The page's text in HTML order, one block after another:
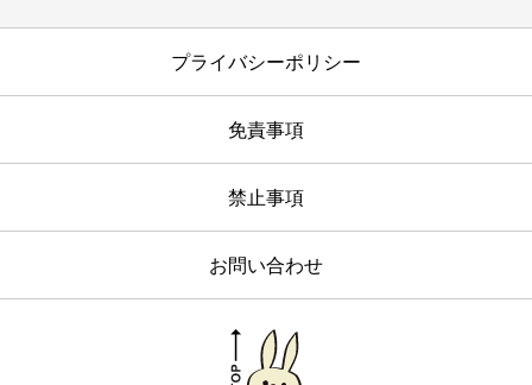
プライバシーポリシー
免責事項
禁止事項
お問い合わせ